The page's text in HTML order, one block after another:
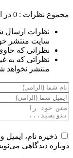
مجموع نظرات : 0 در
نظرات ارسال
سایت منتشر
نظراتی که
نظراتی که به
منتشر نخواهد
ذخیره نام،
دوباره دیدگاهی